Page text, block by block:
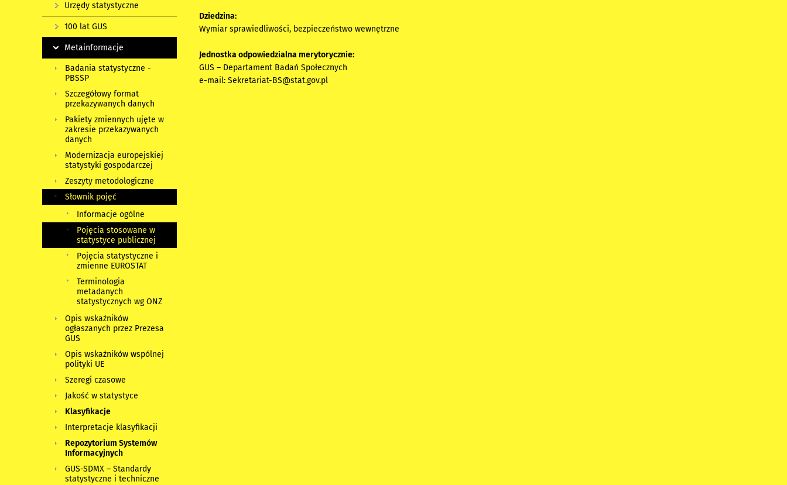
Dziedzina:
Wymiar sprawiedliwości, bezpieczeństwo wewnętrzne
Jednostka odpowiedzialna merytorycznie:
GUS – Departament Badań Społecznych
e-mail:Sekretariat-BS@stat.gov.pl
Urzędy statystyczne
100 lat GUS
Metainformacje
Badania statystyczne -
PBSSP
Szczegółowy format
przekazywanych danych
Pakiety zmiennych ujęte w
zakresie przekazywanych
danych
Modernizacja europejskiej
statystyki gospodarczej
Zeszyty metodologiczne
Słownik pojęć
Informacje ogólne
Pojęcia stosowane w
statystyce publicznej
Pojęcia statystyczne i
zmienne EUROSTAT
Terminologia
metadanych
statystycznych wg ONZ
Opis wskaźników
ogłaszanych przez Prezesa
GUS
Opis wskaźników wspólnej
polityki UE
Szeregi czasowe
Jakość w statystyce
Klasyfikacje
Interpretacje klasyfikacji
Repozytorium Systemów
Informacyjnych
GUS-SDMX – Standardy
statystyczne i techniczne